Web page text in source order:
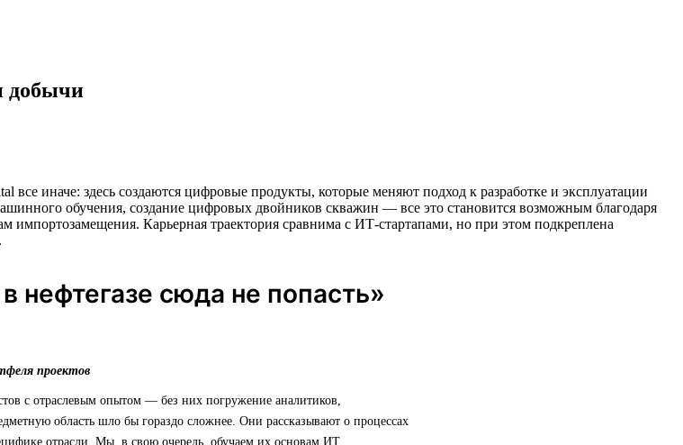
добычи
все иначе: здесь создаются цифровые продукты, которые меняют подход к разработке и эксплуатации
обучения, создание цифровых двойников скважин — все это становится возможным благодаря
Карьерная траектория сравнима с ИТ-стартапами, но при этом подкреплена
нефтегазе сюда не попасть»
проектов
с отраслевым опытом — без них погружение аналитиков,
область шло бы гораздо сложнее. Они рассказывают о процессах
отрасли. Мы, в свою очередь, обучаем их основам ИТ.